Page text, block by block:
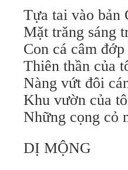
Tựa tai vào bản
Mặt trăng sáng
Con cá câm
Thiên thần của
Nàng vứt đôi
Khu vườn của
Những cọng cỏ
DỊ MỘNG